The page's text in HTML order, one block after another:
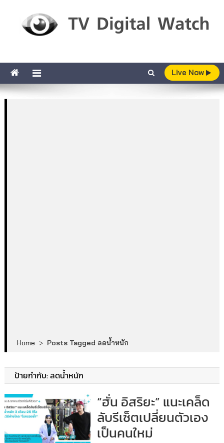
Live Now
Home > Posts Tagged ลดน้ำหนัก
ป้ายกำกับ:ลดน้ำหนัก
“ฮั่น อิสริยะ” แนะเคล็ด
ลับรีเซ็ตเปลี่ยนตัวเอง
เป็นคนใหม่